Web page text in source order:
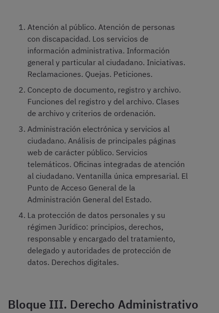
Atención al público. Atención de personas
con discapacidad. Los servicios de
información administrativa. Información
general y particular al ciudadano. Iniciativas.
Reclamaciones. Quejas. Peticiones.
Concepto de documento, registro y archivo.
Funciones del registro y del archivo. Clases
de archivo y criterios de ordenación.
Administración electrónica y servicios al
ciudadano. Análisis de principales páginas
web de carácter público. Servicios
telemáticos. Oficinas integradas de atención
al ciudadano. Ventanilla única empresarial. El
Punto de Acceso General de la
Administración General del Estado.
La protección de datos personales y su
régimen Jurídico: principios, derechos,
responsable y encargado del tratamiento,
delegado y autoridades de protección de
datos. Derechos digitales.
Bloque III. Derecho Administrativo